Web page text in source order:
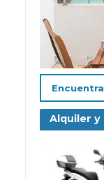
Alquiler y